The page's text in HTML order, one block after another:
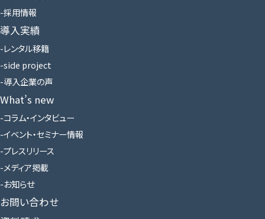
採用情報
導入実績
レンタル移籍
side project
導入企業の声
What’s new
コラム・インタビュー
イベント・セミナー情報
プレスリリース
メディア掲載
お知らせ
お問い合わせ